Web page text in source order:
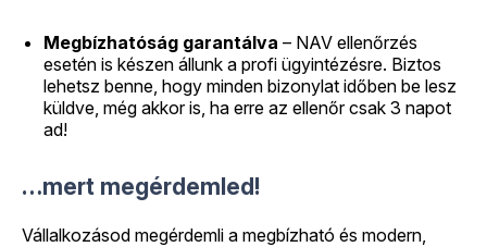
Megbízhatóság garantálva – NAV ellenőrzés
esetén is készen állunk a profi ügyintézésre. Biztos
lehetsz benne, hogy minden bizonylat időben be lesz
küldve, még akkor is, ha erre az ellenőr csak 3 napot
ad!
…mert megérdemled!
Vállalkozásod megérdemli a megbízható és modern,